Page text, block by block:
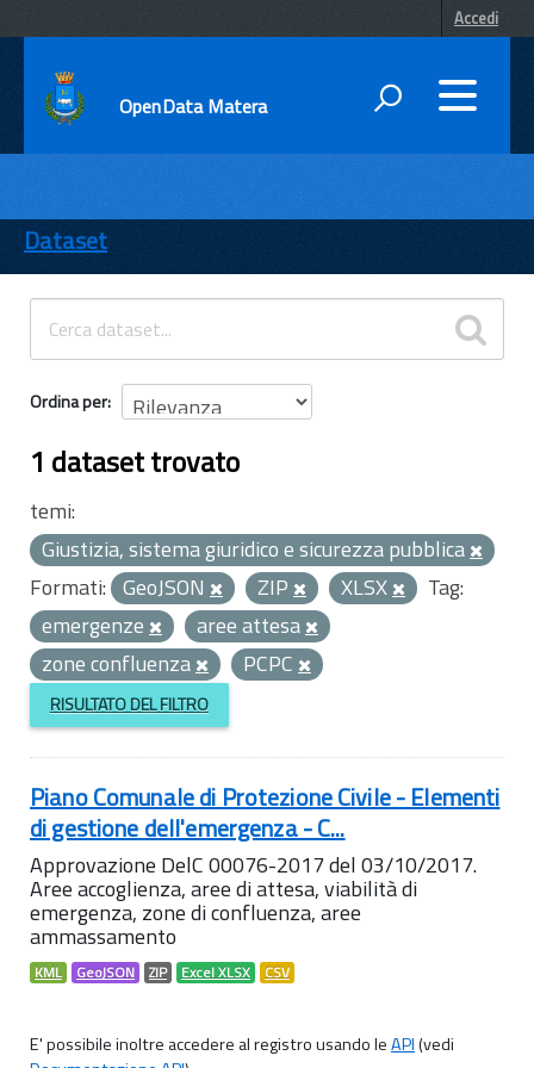
Accedi
OpenData Matera
ENTI
TEMI
INFORMAZIONI
Dataset
Ordina per
1 dataset trovato
temi:
Giustizia, sistema giuridico e sicurezza pubblica
Formati: GeoJSON ZIP XLSX
Tag:
emergenze
aree attesa
zone confluenza
PCPC
RISULTATO DEL FILTRO
Piano Comunale di Protezione Civile - Elementi
di gestione dell'emergenza - C...
Approvazione DelC 00076-2017 del 03/10/2017.
Aree accoglienza, aree di attesa, viabilità di
emergenza, zone di confluenza, aree
ammassamento
KML GeoJSON ZIP Excel XLSX CSV
E' possibile inoltre accedere al registro usando leAPI(vedi